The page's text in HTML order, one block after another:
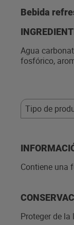
Bebida
Agua
fosfórico,
Tipo de
Contiene una
Proteger de